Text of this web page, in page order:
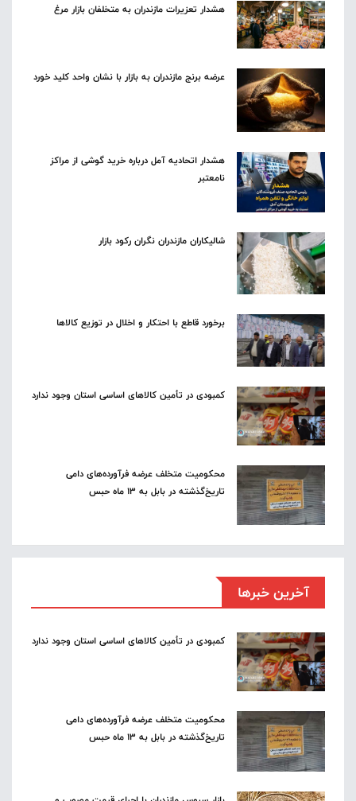
هشدار تعزیرات مازندران به متخلفان بازار مرغ
عرضه برنج مازندران به بازار با نشان واحد کلید خورد
هشدار اتحادیه آمل درباره خرید گوشی از مراکز
نامعتبر
شالیکاران مازندران نگران رکود بازار
برخورد قاطع با احتکار و اخلال در توزیع کالاها
کمبودی در تأمین کالاهای اساسی استان وجود ندارد
محکومیت متخلف عرضه فرآورده‌های دامی
تاریخ‌گذشته در بابل به ۱۳ ماه حبس
آخرین خبرها
کمبودی در تأمین کالاهای اساسی استان وجود ندارد
محکومیت متخلف عرضه فرآورده‌های دامی
تاریخ‌گذشته در بابل به ۱۳ ماه حبس